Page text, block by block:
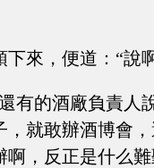
下來，便道：“說
有的酒廠負責人
，就敢辦酒博會
啊，反正是什么